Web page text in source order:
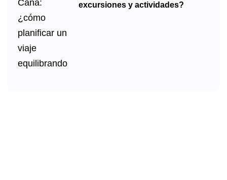
excursiones y actividades?